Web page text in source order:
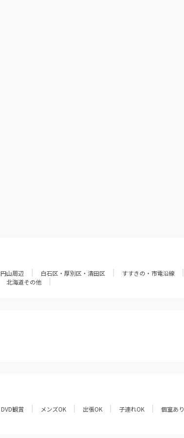
円山周辺 白石区・厚別区・清田区 すすきの・市電沿線
北海道その他
DVD観賞 メンズOK 出張OK 子連れOK 個室あり